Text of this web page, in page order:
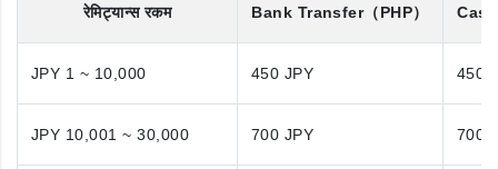
रेमिट्यान्स रकम Bank Transfer（PHP）
JPY 1 ~ 10,000 450 JPY 450
JPY 10,001 ~ 30,000 700 JPY 700